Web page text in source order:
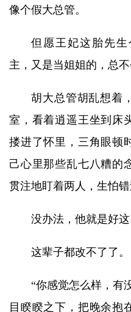
像个假大总管。
但愿王妃这胎先
主，又是当姐姐的，总
胡大总管胡乱想着
室，看着逍遥王坐到床
搂进了怀里，三角眼顿
己心里那些乱七八糟的
贯注地盯着两人，生怕错
没办法，他就是好这
这辈子都改不了了。
“你感觉怎么样，有
目睽睽之下，把晚余抱